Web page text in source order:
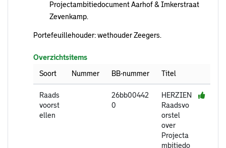
Projectambitiedocument Aarhof & Imkerstraat
Zevenkamp.
Portefeuillehouder: wethouder Zeegers.
Overzichtsitems
Soort
Nummer BB-nummer Titel
Raads
voorst
ellen
26bb00442
0
HERZIEN
Raadsvo
orstel
over
Projecta
mbitiedo